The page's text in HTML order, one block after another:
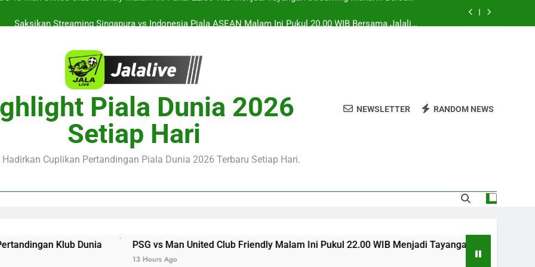
Dalam Laga Bergengsi Penuh Perhatian
Barcelona vs Nottingham Forest Club Friendly Dini Hari Ini Pukul 02.00 WIB Tersaji di Jalalive Dengan
vs Man United Club Friendly Malam Ini Pukul 22.00 WIB Menjadi Tayangan Streaming Menarik Bersama
Jalalive Untuk Pecinta Sepak Bola
Saksikan Streaming Singapura vs Indonesia Piala ASEAN Malam Ini Pukul 20.00 WIB Bersama Jalalive
Jalalive Aston Villa vs Bayern Club Friendly Malam Ini Pukul 19.00 WIB Mengulas Keseruan Laga Pramusim
Dengan Strategi Dan Perjalanan Kedua Tim
Piala Dunia 2026
Setiap Hari
Cuplikan Pertandingan Piala Dunia 2026 Terbaru Setiap Hari.
NEWSLETTER RANDOM NEWS
PSG vs Man United Club Friendly Malam Ini Pukul 22.00 WIB Menjadi Tayangan Streaming Menarik Bersama